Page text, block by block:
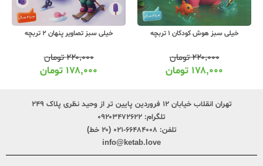
خیلی سبز هوش کودکان 1 تربچه
۲۲۰,۰۰۰تومان
۱۷۸,۰۰۰ تومان
خیلی سبز تصاویر پنهان 2 تربچه
۲۲۰,۰۰۰تومان
۱۷۸,۰۰۰ تومان
تهران انقلاب خیابان ۱۲ فروردین پایین تر از وحید نظری پلاک ۲۴۹
تلگرام: ۰۹۲۰۳۴۷۲۶۲۲
تلفن: ۶۶۴۸۴۰۰۸-۰۲۱ (۲۰ خط)
info@ketab.love